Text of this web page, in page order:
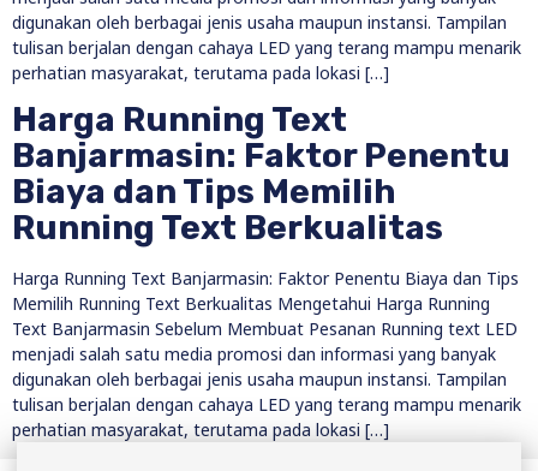
digunakan oleh berbagai jenis usaha maupun instansi. Tampilan
tulisan berjalan dengan cahaya LED yang terang mampu menarik
perhatian masyarakat, terutama pada lokasi […]
Harga Running Text
Banjarmasin: Faktor Penentu
Biaya dan Tips Memilih
Running Text Berkualitas
Harga Running Text Banjarmasin: Faktor Penentu Biaya dan Tips
Memilih Running Text Berkualitas Mengetahui Harga Running
Text Banjarmasin Sebelum Membuat Pesanan Running text LED
menjadi salah satu media promosi dan informasi yang banyak
digunakan oleh berbagai jenis usaha maupun instansi. Tampilan
tulisan berjalan dengan cahaya LED yang terang mampu menarik
perhatian masyarakat, terutama pada lokasi […]